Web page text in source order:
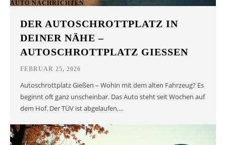
AUTO NACHRICHTEN
DER AUTOSCHROTTPLATZ IN
DEINER NÄHE –
AUTOSCHROTTPLATZ GIESSEN
FEBRUAR 25, 2026
Autoschrottplatz Gießen – Wohin mit dem alten Fahrzeug? Es
beginnt oft ganz unscheinbar. Das Auto steht seit Wochen auf
dem Hof. Der TÜV ist abgelaufen,...